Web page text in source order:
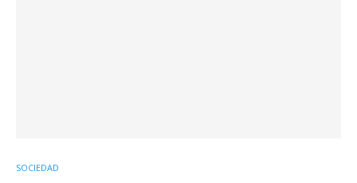
SOCIEDAD